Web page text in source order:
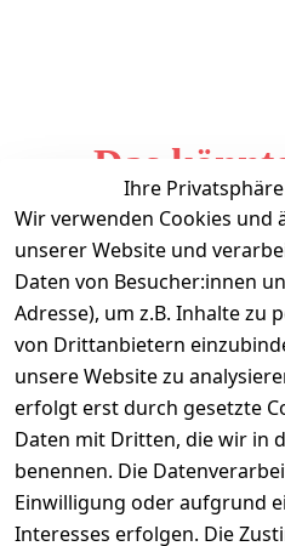
Das
Ihre
Wir verwenden Cookies und
unserer Website und
Daten von Besucher:innen
Adresse), um z.B. Inhalte zu
von Drittanbietern
unsere Website zu
erfolgt erst durch gesetzte
Daten mit Dritten, die wir in
benennen. Die
Einwilligung oder aufgrund
Interesses erfolgen. Die
Informationen
Mein Konto